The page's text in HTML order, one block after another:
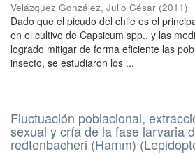
Velázquez González, Julio César (2011)
Dado que el picudo del chile es el
en el cultivo de Capsicum spp., y las
logrado mitigar de forma eficiente las
insecto, se estudiaron los ...
Fluctuación poblacional,
sexual y cría de la fase larvaria
redtenbacheri (Hamm)